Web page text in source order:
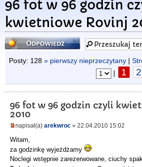
96 fot w 96 godzin
kwietniowe Rovinj
Odpowiedz
Posty: 128 » pierwszy nieprzeczytany |
|
1 2
96 fot w 96 godzin czyli
2010
napisał(a) arekwroc » 22.04.2010 15:02
Witam,
za godzinkę wyjeżdżamy
Noclegi wstępnie zarezerwowane, ciuchy